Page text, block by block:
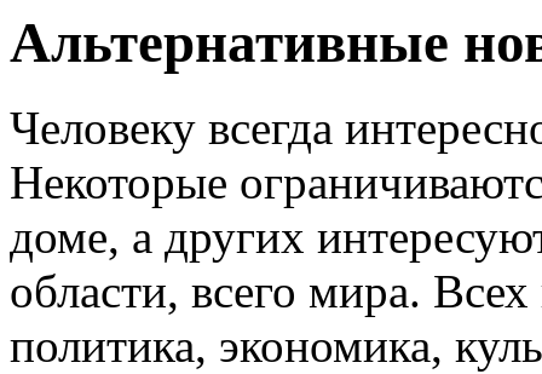
Альтернативные
Человеку всегда
Некоторые
доме, а других
области, всего мира.
политика, экономика,